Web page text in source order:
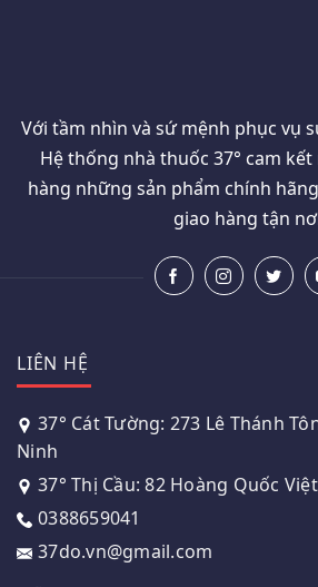
Với tầm nhìn và sứ mệnh phục vụ
Hệ thống nhà thuốc 37° cam
hàng những sản phẩm chính
giao hàng tận
LIÊN HỆ
37° Cát Tường: 273 Lê Thánh
Ninh
37° Thị Cầu: 82 Hoàng Quốc
0388659041
37do.vn@gmail.com